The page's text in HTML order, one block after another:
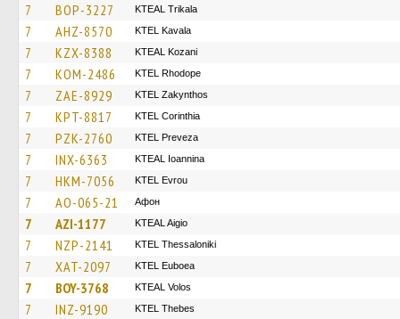
7 BOP-3227 KTEAL Trikala
7 AHZ-8570 KTEL Kavala
7 KZX-8388 KTEAL Kozani
7 KOM-2486 KTEL Rhodope
7 ZAE-8929 KTEL Zakynthos
7 KPT-8817 KTEL Corinthia
7 PZK-2760 KTEL Preveza
7 INX-6363 KTEAL Ioannina
7 HKM-7056 KTEL Evrou
7 AO-065-21 Афон
7 AZI-1177 KTEAL Aigio
7 NZP-2141 KTEL Thessaloniki
7 XAT-2097 ΚΤΕL Euboea
7 BOY-3768 KTEAL Volos
7 INZ-9190 KTEL Thebes